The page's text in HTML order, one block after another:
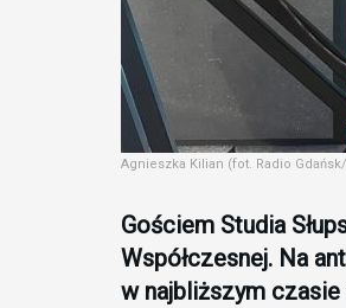
Agnieszka Kilian (fot. Radio
Gościem Studia
Współczesnej. Na
w najbliższym czasie